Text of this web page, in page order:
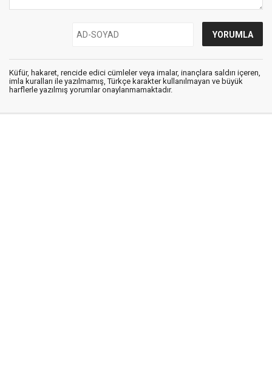
Küfür, hakaret, rencide edici cümleler veya imalar, inançlara saldırı içeren,
imla kuralları ile yazılmamış, Türkçe karakter kullanılmayan ve büyük
harflerle yazılmış yorumlar onaylanmamaktadır.